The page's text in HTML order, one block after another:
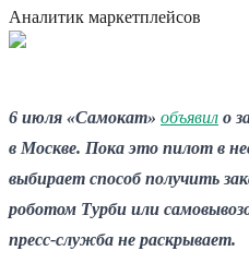
Аналитик маркетплейсов
6 июля «Самокат» объявил о
в Москве. Пока это пилот в
выбирает способ получить
роботом Турби или
пресс-служба не раскрывает.